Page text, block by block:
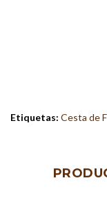
Etiquetas: Cesta de